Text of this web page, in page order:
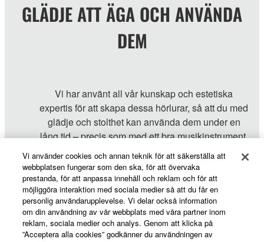
GLÄDJE ATT ÄGA OCH ANVÄNDA
DEM
Vi har använt all vår kunskap och estetiska
expertis för att skapa dessa hörlurar, så att du med
glädje och stolthet kan använda dem under en
lång tid – precis som med ett bra musikinstrument.
Vi har noggrant utformat varje detalj utan att
kompromissa, för att ge den känsla av värdighet
som varje flaggskeppsmodell förtjänar.
Vi använder cookies och annan teknik för att säkerställa att
webbplatsen fungerar som den ska, för att övervaka
prestanda, för att anpassa innehåll och reklam och för att
möjliggöra interaktion med sociala medier så att du får en
personlig användarupplevelse. Vi delar också information
om din användning av vår webbplats med våra partner inom
reklam, sociala medier och analys. Genom att klicka på
”Acceptera alla cookies” godkänner du användningen av